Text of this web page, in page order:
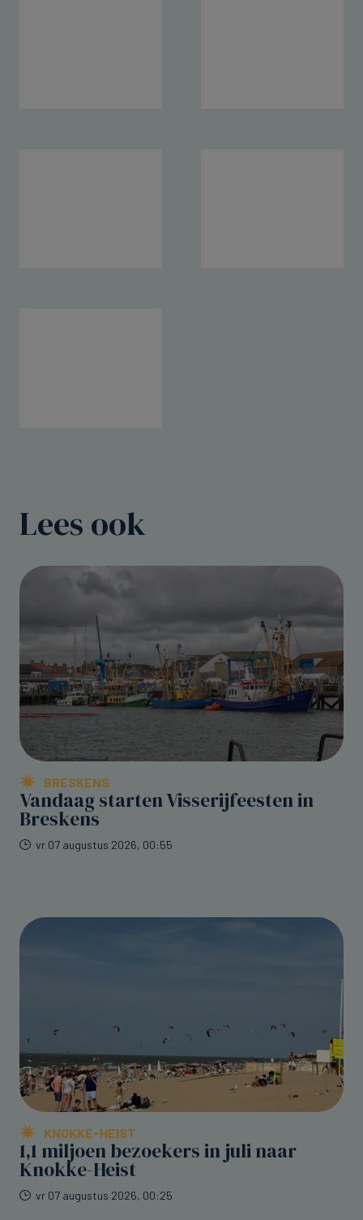
Lees ook
BRESKENS
Vandaag starten Visserijfeesten in
Breskens
vr 07 augustus 2026, 00:55
KNOKKE-HEIST
1,1 miljoen bezoekers in juli naar
Knokke-Heist
vr 07 augustus 2026, 00:25